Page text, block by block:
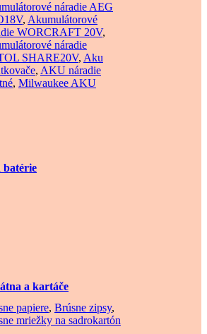
náradie AEG
, Akumulátorové
WORCRAFT 20V,
náradie
SHARE20V, Aku
, AKU náradie
, Milwaukee AKU
batérie
a kartáče
papiere, Brúsne zipsy,
mriežky na sadrokartón